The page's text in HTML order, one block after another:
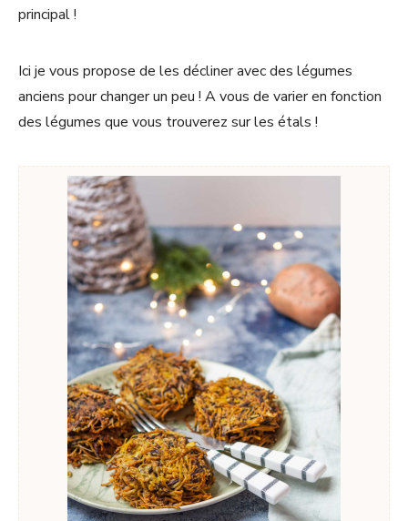
principal !
Ici je vous propose de les décliner avec des légumes
anciens pour changer un peu ! A vous de varier en fonction
des légumes que vous trouverez sur les étals !